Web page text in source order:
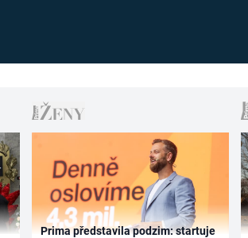
Prima představila podzim: startuje